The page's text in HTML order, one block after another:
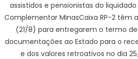
assistidos e pensionistas do
Complementar MinasCaixa RP-2 têm
(21/8) para entregarem o termo
documentações ao Estado para o
e dos valores retroativos no dia